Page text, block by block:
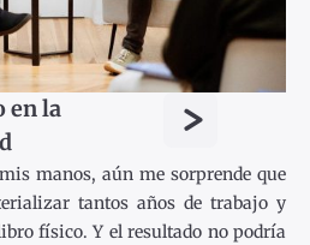
en la
>
manos, aún me sorprende que
tantos años de trabajo y
físico. Y el resultado no podría